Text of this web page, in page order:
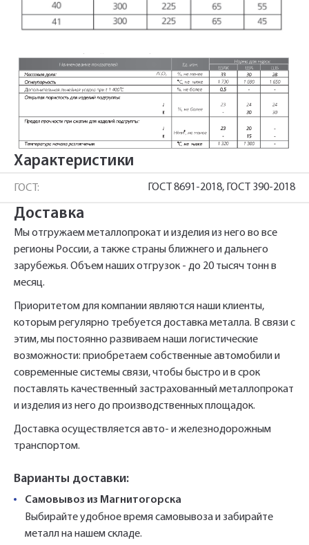
Характеристики
ГОСТ: ГОСТ 8691-2018, ГОСТ 390-2018
Доставка
Мы отгружаем металлопрокат и изделия из него во все
регионы России, а также страны ближнего и дальнего
зарубежья. Объем наших отгрузок - до 20 тысяч тонн в
месяц.
Приоритетом для компании являются наши клиенты,
которым регулярно требуется доставка металла. В связи с
этим, мы постоянно развиваем наши логистические
возможности: приобретаем собственные автомобили и
современные системы связи, чтобы быстро и в срок
поставлять качественный застрахованный металлопрокат
и изделия из него до производственных площадок.
Доставка осуществляется авто- и железнодорожным
транспортом.
Варианты доставки:
Самовывоз из Магнитогорска
Выбирайте удобное время самовывоза и забирайте
металл на нашем складе.
Быстрый заказ
Ваша заявка будет обработана
нами в ближайшее время
Ваш заказ будет обработан нами в
ближайшее время
регистрации отправлена на указанный
вами почтовый адрес. Перейдите по
ссылке подтверждения в течении 3
дней.
Отправить
Нажимая на кнопку «Отправить» вы
автоматически соглашаетесь с«Политикой
конфиденциальности»
Телефон*
Отправить
Нажимая на кнопку «Отправить» вы
автоматически соглашаетесь с«Политикой
конфиденциальности»